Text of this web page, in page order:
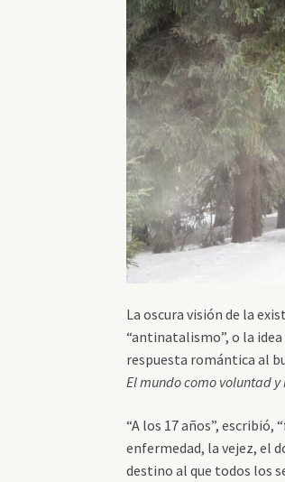
La oscura visión de la
“antinatalismo”, o la
respuesta romántica al
El mundo como voluntad
“A los 17 años”,
enfermedad, la vejez, el
destino al que todos los